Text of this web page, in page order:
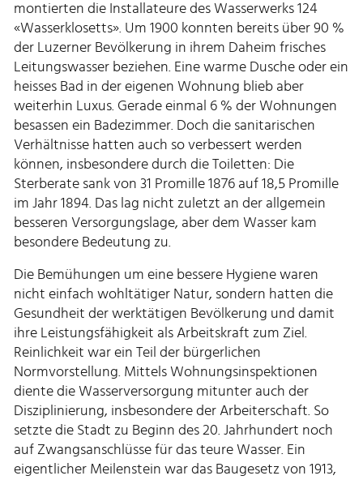
montierten die Installateure des Wasserwerks 124
«Wasserklosetts». Um 1900 konnten bereits über 90 %
der Luzerner Bevölkerung in ihrem Daheim frisches
Leitungswasser beziehen. Eine warme Dusche oder ein
heisses Bad in der eigenen Wohnung blieb aber
weiterhin Luxus. Gerade einmal 6 % der Wohnungen
besassen ein Badezimmer. Doch die sanitarischen
Verhältnisse hatten auch so verbessert werden
können, insbesondere durch die Toiletten: Die
Sterberate sank von 31 Promille 1876 auf 18,5 Promille
im Jahr 1894. Das lag nicht zuletzt an der allgemein
besseren Versorgungslage, aber dem Wasser kam
besondere Bedeutung zu.
Die Bemühungen um eine bessere Hygiene waren
nicht einfach wohltätiger Natur, sondern hatten die
Gesundheit der werktätigen Bevölkerung und damit
ihre Leistungsfähigkeit als Arbeitskraft zum Ziel.
Reinlichkeit war ein Teil der bürgerlichen
Normvorstellung. Mittels Wohnungsinspektionen
diente die Wasserversorgung mitunter auch der
Disziplinierung, insbesondere der Arbeiterschaft. So
setzte die Stadt zu Beginn des 20. Jahrhundert noch
auf Zwangsanschlüsse für das teure Wasser. Ein
eigentlicher Meilenstein war das Baugesetz von 1913,